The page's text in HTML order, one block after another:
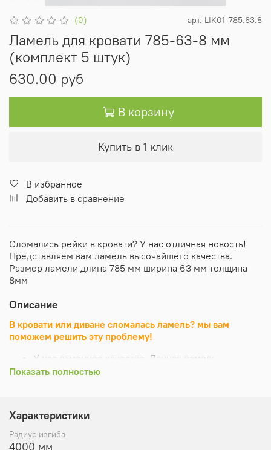
(0) арт. LIK01-785.63.8
Ламель для кровати 785-63-8 мм
(комплект 5 штук)
630.00 руб
В корзину
Купить в 1 клик
В избранное
Добавить в сравнение
Сломались рейки в кровати? У нас отличная новость!
Представляем вам ламель высочайшего качества.
Размер ламели длина 785 мм ширина 63 мм толщина
8мм
Описание
В кровати или диване сломалась ламель? мы вам
поможем решить эту проблему!
У нас отменное качество. Данная ламель
представлена сортом 1/1
70 кг!
Сроки службы при правильной эксплуатации
превышают 10 лет
Показать полностью
Характеристики
Радиус изгиба
4000 мм